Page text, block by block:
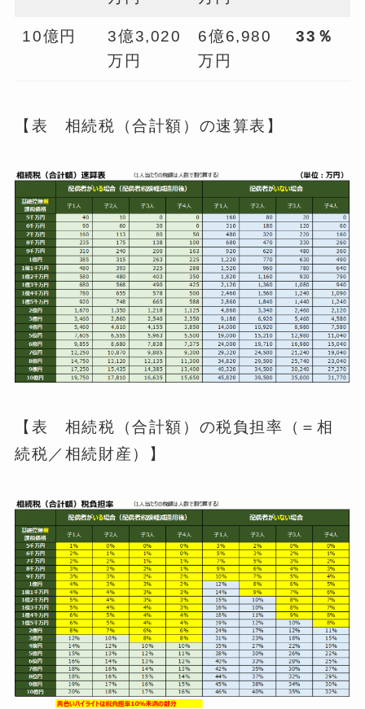
10億円
3億3,020
万円
6億6,980
万円
33 ％
【表 相続税（合計額）の速算表】
【表 相続税（合計額）の税負担率（＝相
続税／相続財産）】